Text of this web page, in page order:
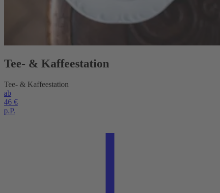
Tee- & Kaffeestation
Tee- & Kaffeestation
ab
46 €
p.P.